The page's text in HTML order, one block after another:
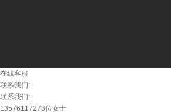
在线客服
联系我们:
联系我们:
13576117278位女士